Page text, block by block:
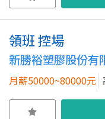
領班 控場
新勝裕塑膠股份有
月薪50000~80000元